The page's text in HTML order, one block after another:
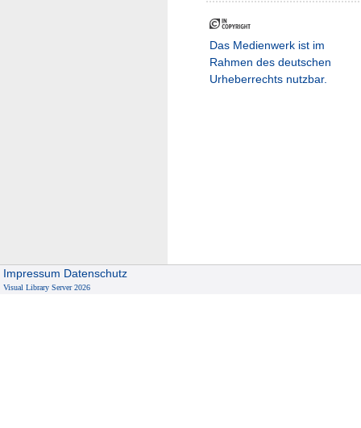
Das Medienwerk ist im
Rahmen des deutschen
Urheberrechts nutzbar.
Impressum Datenschutz
Visual Library Server 2026